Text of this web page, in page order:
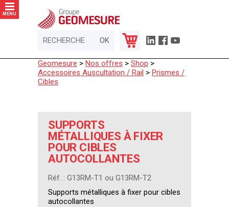
MENU
Geomesure > Nos offres > Shop >
Accessoires Auscultation / Rail > Prismes /
Cibles
SUPPORTS
MÉTALLIQUES À FIXER
POUR CIBLES
AUTOCOLLANTES
Réf. : G13RM-T1 ou G13RM-T2
Supports métalliques à fixer pour cibles
autocollantes
Panneau de gestion des cookies